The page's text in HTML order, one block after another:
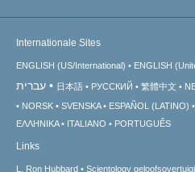
Internationale Sites
ENGLISH (US/International) ENGLISH
עברית 日本語 РУССКИЙ 繁體中文
NORSK
SVENSKA ESPAÑOL (LATINO)
ΕΛΛΗΝΙΚA
ITALIANO PORTUGUÊS
Links
L. Ron Hubbard Scientology